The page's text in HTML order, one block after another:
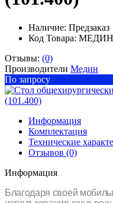
Наличие: Предзаказ
Код Товара:
Отзывы: (0)
Производители Медин
По запросу
Информация
Комплектация
Технические
Отзывов (0)
Информация
Благодаря своей